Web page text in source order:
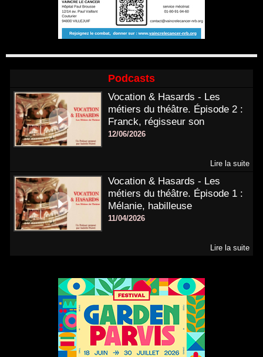
Podcasts
Vocation & Hasards - Les
métiers du théâtre. Épisode 2 :
Franck, régisseur son
12/06/2026
Lire la suite
Vocation & Hasards - Les
métiers du théâtre. Épisode 1 :
Mélanie, habilleuse
11/04/2026
Lire la suite